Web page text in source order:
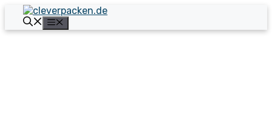
Zum
Inhalt
springen